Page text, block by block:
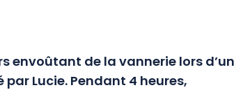
envoûtant de la vannerie lors d’un
Lucie. Pendant 4 heures,